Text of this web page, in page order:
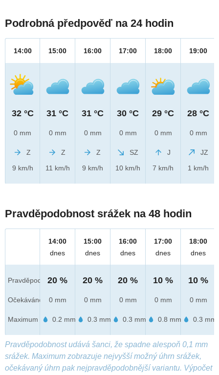
Podrobná předpověď na 24 hodin
14:00
32 °C
0 mm
Z
9 km/h
15:00
31 °C
0 mm
Z
11 km/h
16:00
31 °C
0 mm
Z
9 km/h
17:00
30 °C
0 mm
SZ
10 km/h
18:00
29 °C
0 mm
J
7 km/h
19:00
28 °C
0 mm
JZ
1 km/h
Pravděpodobnost srážek na 48 hodin
Pravděpod.
Očekáváno
Maximum
14:00
dnes
20 %
0 mm
0.2 mm
15:00
dnes
20 %
0 mm
0.3 mm
16:00
dnes
20 %
0 mm
0.3 mm
17:00
dnes
10 %
0 mm
0.8 mm
18:00
dnes
10 %
0 mm
0.3 mm
Pravděpodobnost udává šanci, že spadne alespoň 0,1 mm
srážek. Maximum zobrazuje nejvyšší možný úhrn srážek,
očekávaný úhrn pak nejpravděpodobnější variantu. Výpočet